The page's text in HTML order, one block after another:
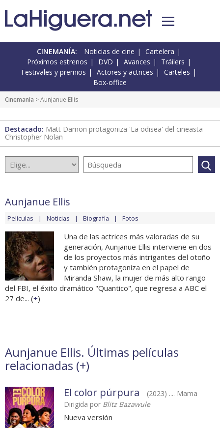
CINEMANÍA: Noticias de cine
Cartelera
Próximos estrenos
DVD Avances
Tráilers
Festivales y premios
Actores y actrices
Carteles
Box-office
Cinemanía > Aunjanue Ellis
Destacado: Matt Damon protagoniza 'La odisea' del cineasta
Christopher Nolan
Aunjanue Ellis
Películas Noticias Biografía Fotos
Una de las actrices más valoradas de su
generación, Aunjanue Ellis interviene en dos
de los proyectos más intrigantes del otoño
y también protagoniza en el papel de
Miranda Shaw, la mujer de más alto rango
del FBI, el éxito dramático "Quantico", que regresa a ABC el
27 de... (+)
Aunjanue Ellis. Últimas películas
relacionadas (+)
El color púrpura
(2023) .... Mama
Dirigida por Blitz Bazawule
Nueva versión